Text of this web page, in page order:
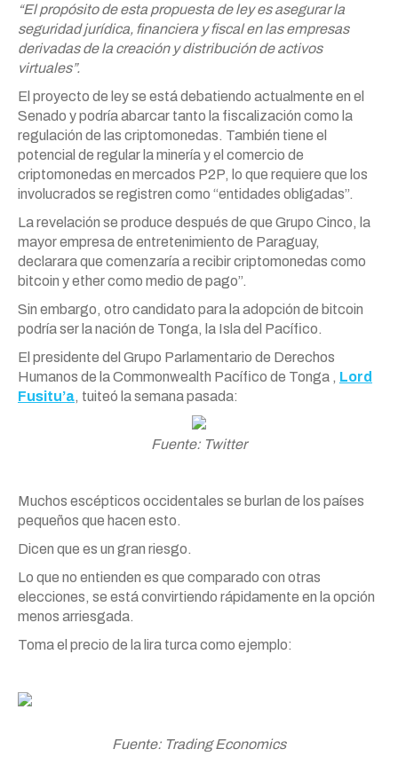
“El propósito de esta propuesta de ley es asegurar la
seguridad jurídica, financiera y fiscal en las empresas
derivadas de la creación y distribución de activos
virtuales”.
El proyecto de ley se está debatiendo actualmente en el
Senado y podría abarcar tanto la fiscalización como la
regulación de las criptomonedas. También tiene el
potencial de regular la minería y el comercio de
criptomonedas en mercados P2P, lo que requiere que los
involucrados se registren como “entidades obligadas”.
La revelación se produce después de que Grupo Cinco, la
mayor empresa de entretenimiento de Paraguay,
declarara que comenzaría a recibir criptomonedas como
bitcoin y ether como medio de pago”.
Sin embargo, otro candidato para la adopción de bitcoin
podría ser la nación de Tonga, la Isla del Pacífico.
El presidente del Grupo Parlamentario de Derechos
Humanos de la Commonwealth Pacífico de Tonga , Lord
Fusitu’a, tuiteó la semana pasada:
Fuente: Twitter
Muchos escépticos occidentales se burlan de los países
pequeños que hacen esto.
Dicen que es un gran riesgo.
Lo que no entienden es que comparado con otras
elecciones, se está convirtiendo rápidamente en la opción
menos arriesgada.
Toma el precio de la lira turca como ejemplo:
Fuente: Trading Economics